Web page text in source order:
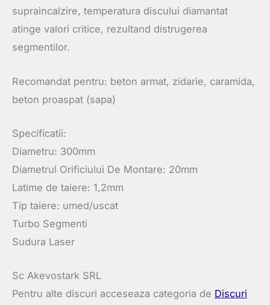
supraincalzire, temperatura discului diamantat
atinge valori critice, rezultand distrugerea
segmentilor.
Recomandat pentru: beton armat, zidarie, caramida,
beton proaspat (sapa)
Specificatii:
Diametru: 300mm
Diametrul Orificiului De Montare: 20mm
Latime de taiere: 1,2mm
Tip taiere: umed/uscat
Turbo Segmenti
Sudura Laser
Sc Akevostark SRL
Pentru alte discuri acceseaza categoria de Discuri